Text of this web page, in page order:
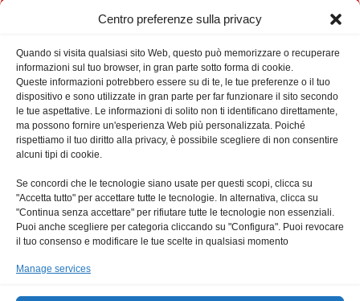
Centro preferenze sulla privacy
Quando si visita qualsiasi sito Web, questo può memorizzare o recuperare
informazioni sul tuo browser, in gran parte sotto forma di cookie.
Queste informazioni potrebbero essere su di te, le tue preferenze o il tuo
dispositivo e sono utilizzate in gran parte per far funzionare il sito secondo
le tue aspettative. Le informazioni di solito non ti identificano direttamente,
ma possono fornire un'esperienza Web più personalizzata. Poiché
rispettiamo il tuo diritto alla privacy, è possibile scegliere di non consentire
alcuni tipi di cookie.
Se concordi che le tecnologie siano usate per questi scopi, clicca su
"Accetta tutto" per accettare tutte le tecnologie. In alternativa, clicca su
"Continua senza accettare" per rifiutare tutte le tecnologie non essenziali.
Puoi anche scegliere per categoria cliccando su "Configura". Puoi revocare
il tuo consenso e modificare le tue scelte in qualsiasi momento
Manage services
Cerca nel Sito
Prossimi Eventi